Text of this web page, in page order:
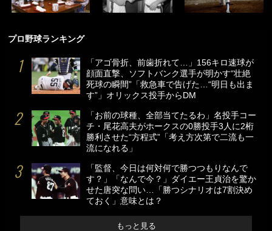
プロ野球ランキング
「アゴ骨折、前歯折れて…」156キロ速球が
顔面直撃、ソフトバンク選手が明かす“壮絶
死球の瞬間”「救急車で告げた…“明日も出ま
す”」オリックス投手からDM
「お前の球種、全部当てたるわ」名投手コー
チ・尾花高夫がホークスの0勝投手3人に2桁
勝利させた“方程式”「考え方次第で二流も一
流になれる」
「監督、今日は何対何で勝つつもりなんで
す？」「なんで今？」ダイエー王貞治を驚か
せた唐突な問い…「勝つシナリオは7割決め
ておく」意味とは？
もっと見る